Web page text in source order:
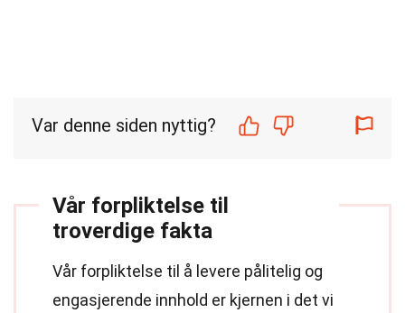
Var denne siden nyttig?
Vår forpliktelse til
troverdige fakta
Vår forpliktelse til å levere pålitelig og
engasjerende innhold er kjernen i det vi